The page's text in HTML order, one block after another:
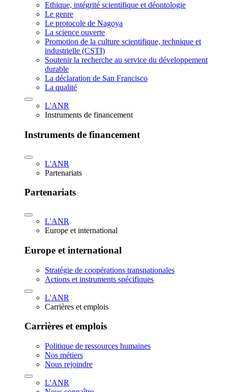
Ethique, intégrité scientifique et déontologie
Le genre
Le protocole de Nagoya
La science ouverte
Promotion de la culture scientifique, technique et
industrielle (CSTI)
Soutenir la recherche au service du développement
durable
La déclaration de San Francisco
La qualité
L'ANR
Instruments de financement
Instruments de financement
L'ANR
Partenariats
Partenariats
L'ANR
Europe et international
Europe et international
Stratégie de coopérations transnationales
Actions et instruments spécifiques
L'ANR
Carrières et emplois
Carrières et emplois
Politique de ressources humaines
Nos métiers
Nous rejoindre
L'ANR